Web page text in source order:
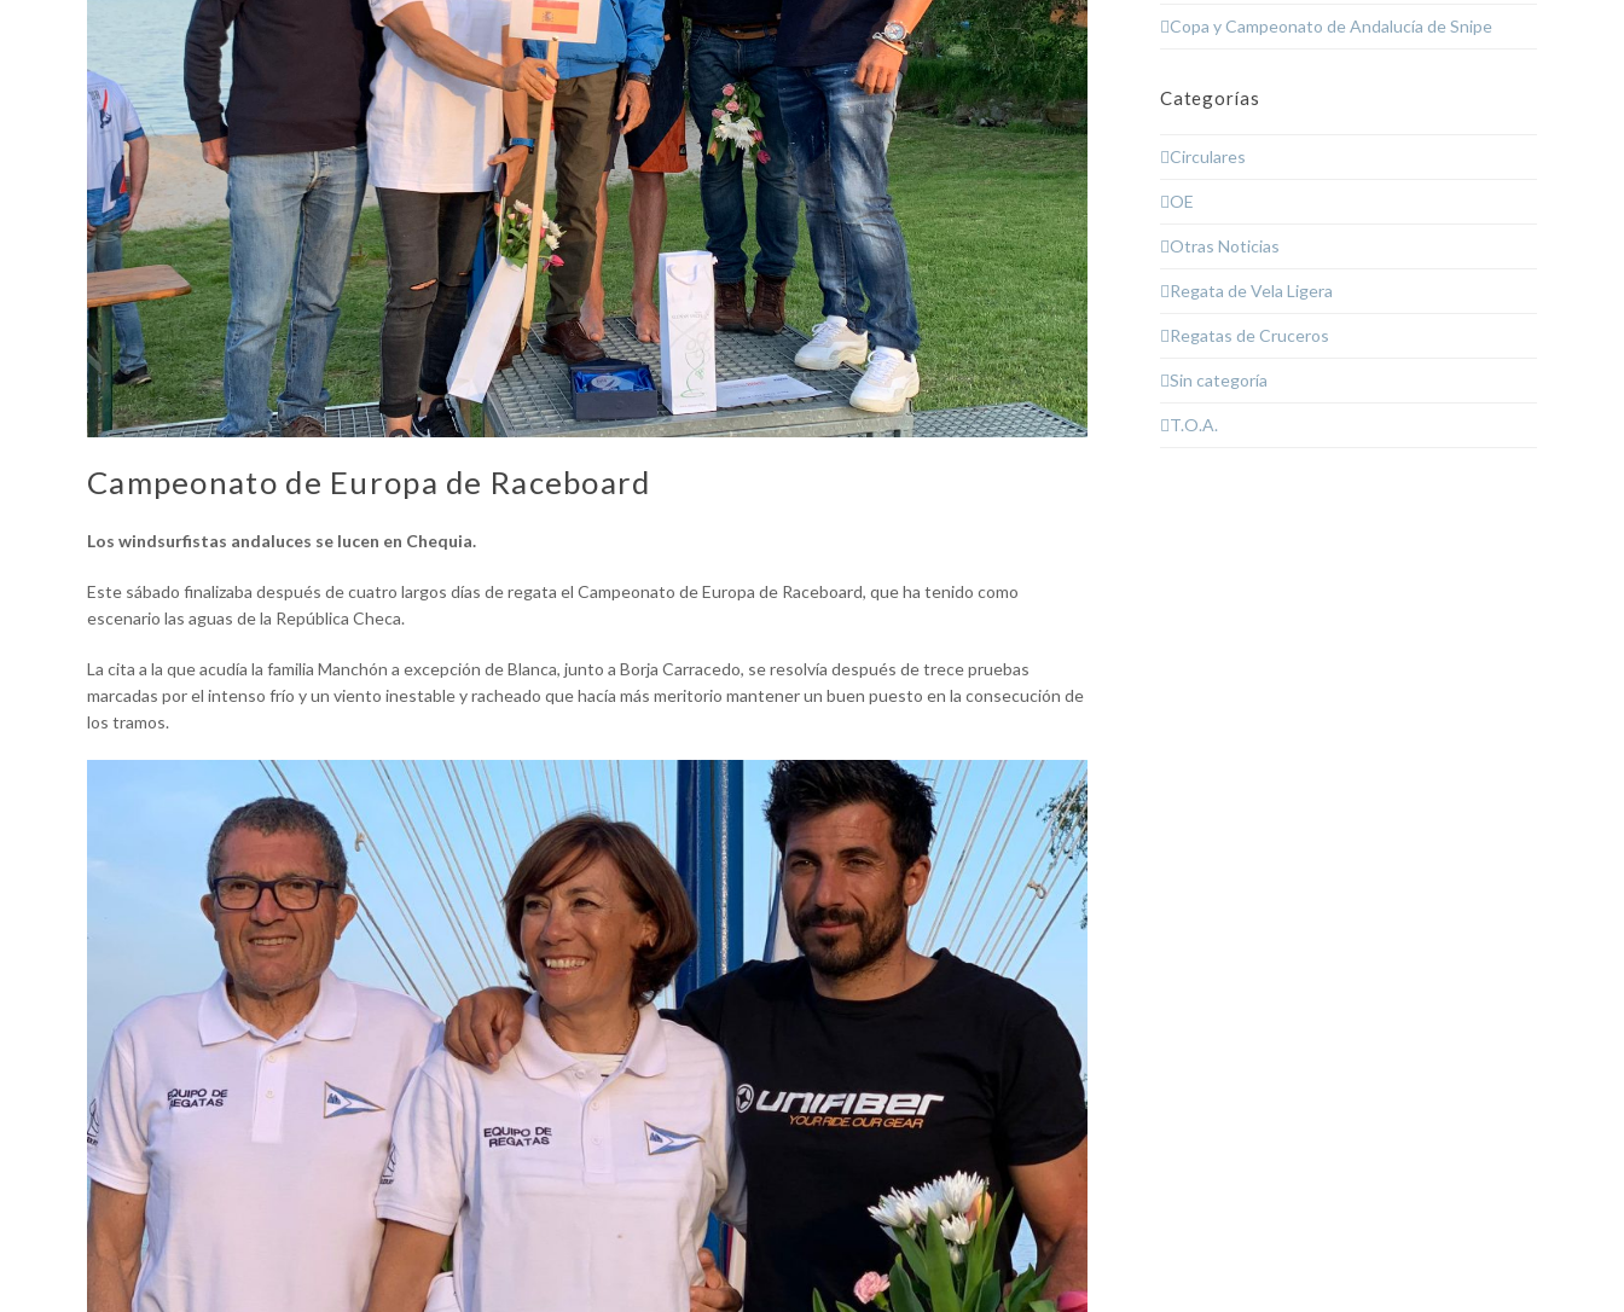
Campeonato de Europa de Raceboard
Los windsurfistas andaluces se lucen en Chequia.
Este sábado finalizaba después de cuatro largos días de regata el Campeonato de Europa de Raceboard, que ha tenido como
escenario las aguas de la República Checa.
La cita a la que acudía la familia Manchón a excepción de Blanca, junto a Borja Carracedo, se resolvía después de trece pruebas
marcadas por el intenso frío y un viento inestable y racheado que hacía más meritorio mantener un buen puesto en la consecución de
los tramos.
Copa y Campeonato de Andalucía de Snipe
Categorías
Circulares
OE
Otras Noticias
Regata de Vela Ligera
Regatas de Cruceros
Sin categoría
T.O.A.